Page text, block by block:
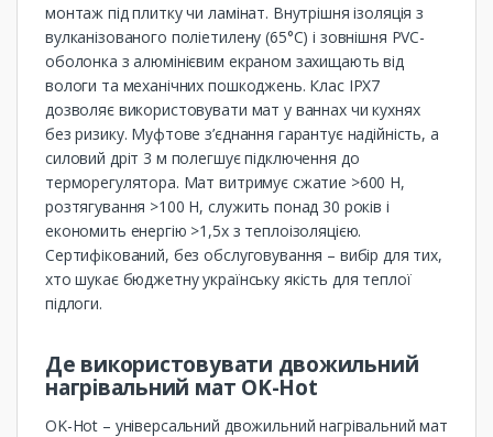
монтаж під плитку чи ламінат. Внутрішня ізоляція з
вулканізованого поліетилену (65°C) і зовнішня PVC-
оболонка з алюмінієвим екраном захищають від
вологи та механічних пошкоджень. Клас IPX7
дозволяє використовувати мат у ваннах чи кухнях
без ризику. Муфтове з’єднання гарантує надійність, а
силовий дріт 3 м полегшує підключення до
терморегулятора. Мат витримує сжатие >600 Н,
розтягування >100 Н, служить понад 30 років і
економить енергію >1,5x з теплоізоляцією.
Сертифікований, без обслуговування – вибір для тих,
хто шукає бюджетну українську якість для теплої
підлоги.
Де використовувати двожильний
нагрівальний мат OK-Hot
OK-Hot – універсальний двожильний нагрівальний мат